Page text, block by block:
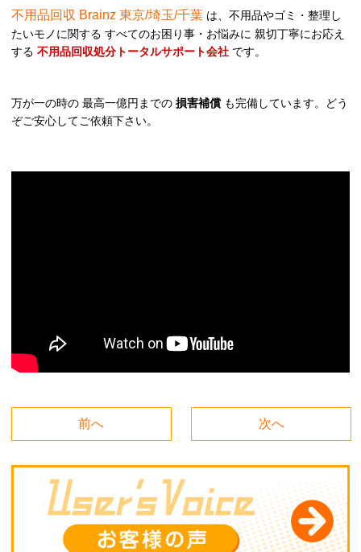
不用品回収 Brainz 東京/埼玉/千葉 は、不用品やゴミ・整理し
たいモノに関する すべてのお困り事・お悩みに 親切丁寧にお応え
する 不用品回収処分トータルサポート会社 です。
万が一の時の 最高一億円までの 損害補償 も完備しています。どう
ぞご安心してご依頼下さい。
前へ 次へ